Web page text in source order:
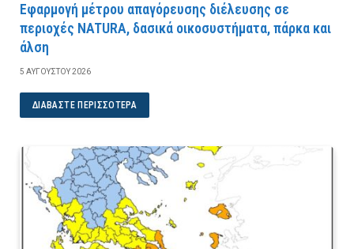
Εφαρμογή μέτρου απαγόρευσης διέλευσης σε
περιοχές NATURA, δασικά οικοσυστήματα, πάρκα και
άλση
5 ΑΥΓΟΎΣΤΟΥ 2026
ΔΙΑΒΆΣΤΕ ΠΕΡΙΣΣΌΤΕΡΑ